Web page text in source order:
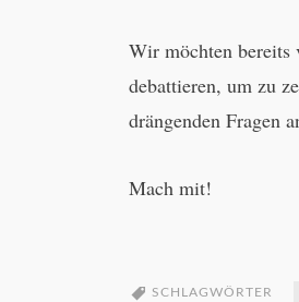
Wir möchten bereits
debattieren, um zu
drängenden Fragen
Mach mit!
SCHLAGWÖRTER